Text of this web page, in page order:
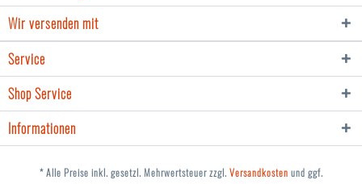
Wir versenden mit
Service
Shop Service
Informationen
* Alle Preise inkl. gesetzl. Mehrwertsteuer zzgl. Versandkosten und ggf.